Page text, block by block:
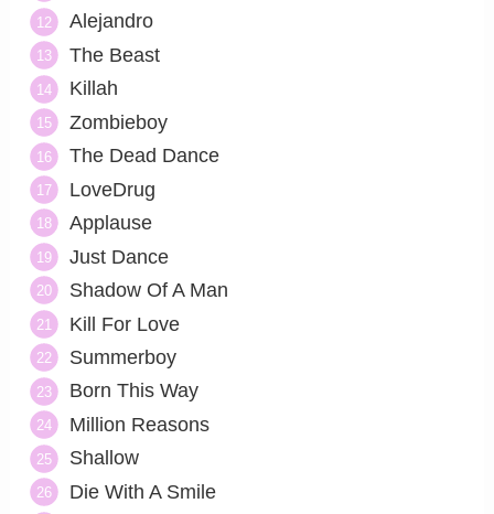
Alejandro
The Beast
Killah
Zombieboy
The Dead Dance
LoveDrug
Applause
Just Dance
Shadow Of A Man
Kill For Love
Summerboy
Born This Way
Million Reasons
Shallow
Die With A Smile